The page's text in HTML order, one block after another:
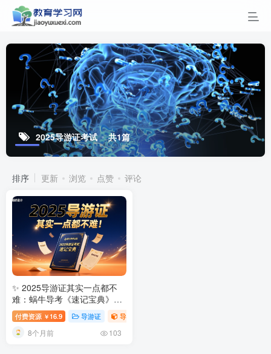
2025导游证考试 共1篇
排序 更新 浏览 点赞 评论
✨ 2025导游证其实一点都不
难：蜗牛导考《速记宝典》深
度解析与通关密码 2025导游证
考试资料速记宝典及备考攻略
付费资源 ￥ 16.9 导游证 导游考试[一点都不难系列]
8个月前 103